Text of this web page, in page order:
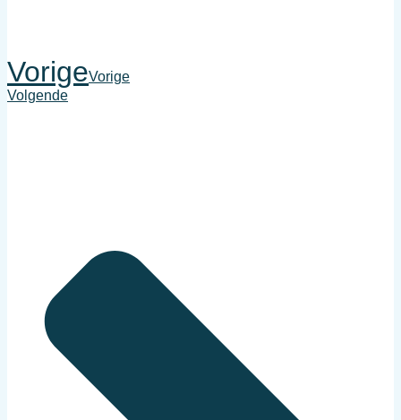
VorigeVorige
Volgende